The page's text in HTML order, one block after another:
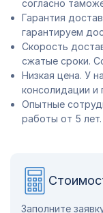
согласно
Гарантия
гарантируем
Скорость
сжатые сроки.
Низкая цена. У
консолидации и
Опытные
работы от 5 лет.
Заполните